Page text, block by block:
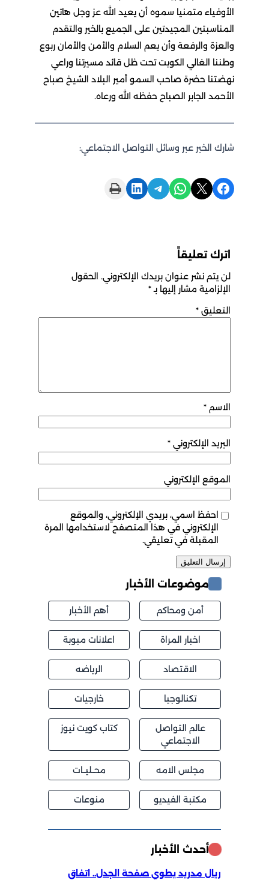
الأوفياء متمنيا سموه أن يعيد الله عز وجل هاتين
المناسبتين المجيدتين على الجميع بالخير والتقدم
والعزة والرفعة وأن يعم السلام والأمن والأمان ربوع
وطننا الغالي الكويت تحت ظل قائد مسيرتنا وراعي
نهضتنا حضرة صاحب السمو أمير البلاد الشيخ صباح
الأحمد الجابر الصباح حفظه الله ورعاه.
شارك الخبر عبر وسائل التواصل الاجتماعي:
Share on Facebook
Share on X
Share on WhatsApp
Share on Telegram
Share on LinkedIn
Print this Page
اترك تعليقاً
لن يتم نشر عنوان بريدك الإلكتروني. الحقول
الإلزامية مشار إليها بـ*
التعليق *
الاسم *
البريد الإلكتروني *
الموقع الإلكتروني
احفظ اسمي، بريدي الإلكتروني، والموقع
الإلكتروني في هذا المتصفح لاستخدامها المرة
المقبلة في تعليقي.
موضوعات الأخبار
أمن ومحاكم أهم الأخبار
اخبار المراة اعلانات مبوبة
الاقتصاد الرياضه
تكنالوجيا خارجيات
عالم التواصل
الاجتماعي
كتاب كويت نيوز
مجلس الامه محــليــات
مكتبة الفيديو منوعات
أحدث الأخبار
ريال مدريد يطوي صفحة الجدل.. اتفاق